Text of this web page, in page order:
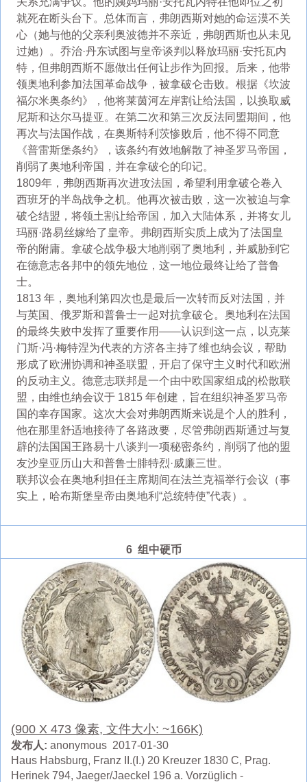
就死在断头台下。总体而言，弗朗西斯对她的命运漠不关
心（她与他的父亲利奥波德并不亲近，弗朗西斯也从未见
过她）。乔治·丹东试图与皇帝谈判以释放玛丽·安托瓦内
特，但弗朗西斯不愿做出任何让步作为回报。后来，他带
领奥地利参加法国革命战争，被拿破仑击败。根据《坎波
福尔米奥条约》，他将莱茵河左岸割让给法国，以换取威
尼斯和达尔马提亚。在第二次和第三次反法同盟期间，他
再次与法国作战，在奥斯特利茨惨败后，他不得不同意
《普雷斯堡条约》，该条约有效地解散了神圣罗马帝国，
削弱了奥地利帝国，并在拿破仑的印记。
1809年，弗朗西斯再次进攻法国，希望利用拿破仑卷入
西班牙的半岛战争之机。他再次被击败，这一次被迫与拿
破仑结盟，将领土割让给帝国，加入大陆体系，并将女儿
玛丽·路易丝嫁给了皇帝。弗朗西斯实质上成为了法国皇
帝的附庸。拿破仑战争极大地削弱了奥地利，并威胁到它
在德意志各邦中的领先地位，这一地位最终让给了普鲁
士。
1813 年，奥地利第四次也是最后一次转而反对法国，并
与英国、俄罗斯和普鲁士一起对抗拿破仑。奥地利在法国
的最终失败中发挥了重要作用——认识到这一点，以克莱
门斯·冯·梅特涅为代表的方济各主持了维也纳会议，帮助
形成了欧洲协调和神圣联盟，开启了保守主义时代和欧洲
的反动主义。德意志联邦是一个由中欧国家组成的松散联
盟，由维也纳会议于 1815 年创建，旨在组织神圣罗马帝
国的幸存国家。这次大会对弗朗西斯来说是个人的胜利，
他在那里舒适地接待了各路政要，尽管弗朗西斯通过与复
辟的法国国王路易十八谈判一项秘密条约，削弱了他的盟
友沙皇亚历山大和普鲁士腓特烈·威廉三世。
联邦议会在奥地利担任主席期间在法兰克福举行会议（事
实上，哈布斯堡皇帝由奥地利“总统特使”代表）。
6 组中硬币
(900 X 473 像素, 文件大小: ~166K)
发布人: anonymous 2017-01-30
Haus Habsburg, Franz II.(I.) 20 Kreuzer 1830 C, Prag.
Herinek 794, Jaeger/Jaeckel 196 a. Vorzüglich -